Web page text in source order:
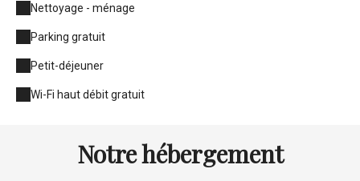
Nettoyage - ménage
Parking gratuit
Petit-déjeuner
Wi-Fi haut débit gratuit
Notre hébergement